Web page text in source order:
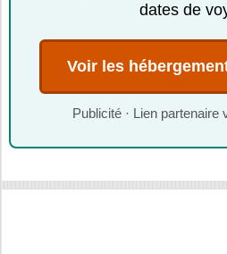
dates de
Voir les
Publicité · Lien